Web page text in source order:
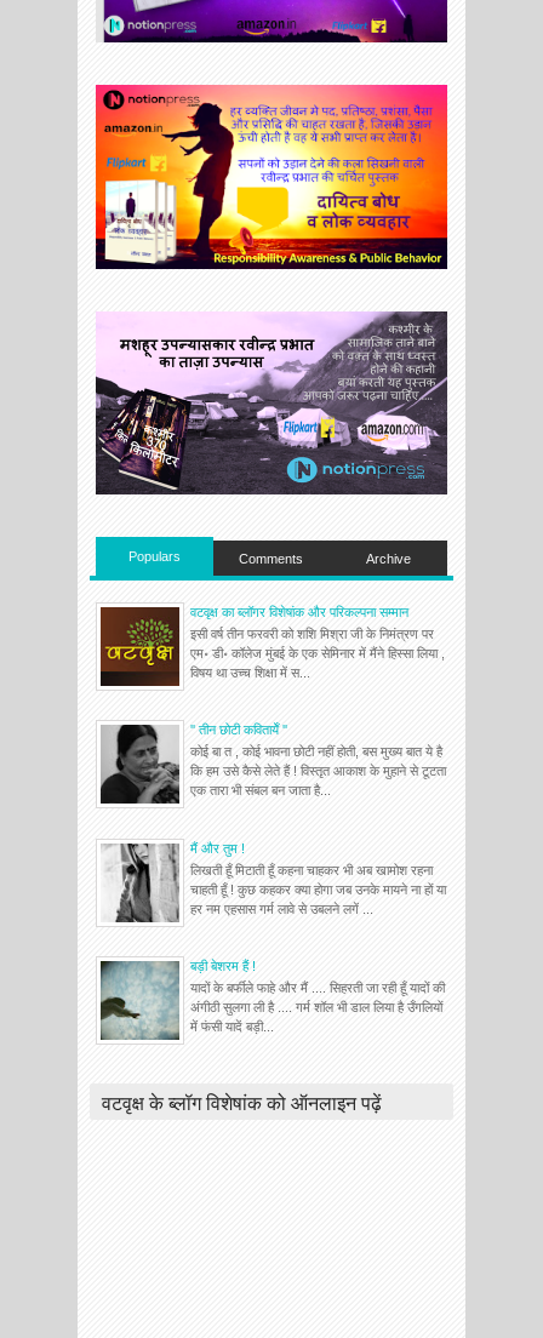
Populars Comments Archive
वटवृक्ष का ब्लॉगर विशेषांक और परिकल्पना सम्मान
इसी वर्ष तीन फरवरी को शशि मिश्रा जी के निमंत्रण पर
एम॰ डी॰ कॉलेज मुंबई के एक सेमिनार में मैंने हिस्सा लिया ,
विषय था उच्च शिक्षा में स...
'' तीन छोटी कवितायेँ ''
कोई बा त , कोई भावना छोटी नहीं होती, बस मुख्य बात ये है
कि हम उसे कैसे लेते हैं ! विस्तृत आकाश के मुहाने से टूटता
एक तारा भी संबल बन जाता है...
मैं और तुम !
लिखती हूँ मिटाती हूँ कहना चाहकर भी अब खामोश रहना
चाहती हूँ ! कुछ कहकर क्या होगा जब उनके मायने ना हों या
हर नम एहसास गर्म लावे से उबलने लगें ...
बड़ी बेशरम हैं !
यादों के बर्फीले फाहे और मैं .... सिहरती जा रही हूँ यादों की
अंगीठी सुलगा ली है .... गर्म शॉल भी डाल लिया है उँगलियों
में फंसी यादें बड़ी...
वटवृक्ष के ब्लॉग विशेषांक को ऑनलाइन पढ़ें